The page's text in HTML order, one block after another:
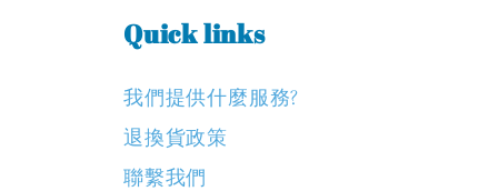
Quick links
我們提供什麼服務?
退換貨政策
聯繫我們